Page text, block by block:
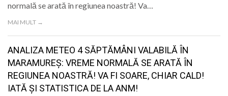
normală se arată în regiunea noastră! Va…
MAI MULT →
ANALIZA METEO 4 SĂPTĂMÂNI VALABILĂ ÎN
MARAMUREȘ: VREME NORMALĂ SE ARATĂ ÎN
REGIUNEA NOASTRĂ! VA FI SOARE, CHIAR CALD!
IATĂ ȘI STATISTICA DE LA ANM!